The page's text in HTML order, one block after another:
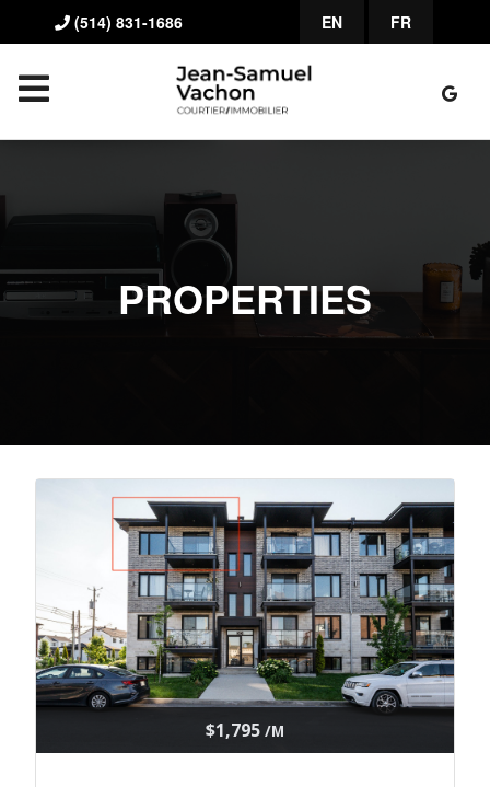
(514) 831-1686 EN FR
PROPERTIES
$1,795 /M